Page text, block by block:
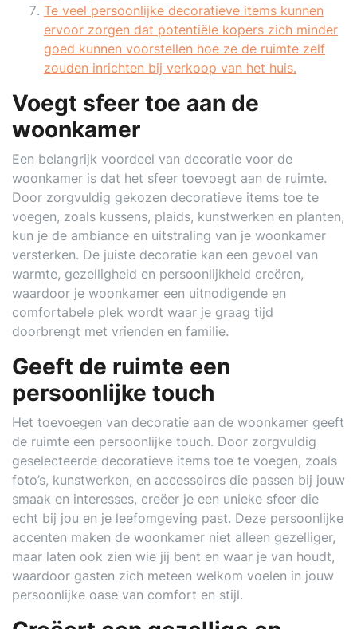
Te veel persoonlijke decoratieve items kunnen
ervoor zorgen dat potentiële kopers zich minder
goed kunnen voorstellen hoe ze de ruimte zelf
zouden inrichten bij verkoop van het huis.
Voegt sfeer toe aan de
woonkamer
Een belangrijk voordeel van decoratie voor de
woonkamer is dat het sfeer toevoegt aan de ruimte.
Door zorgvuldig gekozen decoratieve items toe te
voegen, zoals kussens, plaids, kunstwerken en planten,
kun je de ambiance en uitstraling van je woonkamer
versterken. De juiste decoratie kan een gevoel van
warmte, gezelligheid en persoonlijkheid creëren,
waardoor je woonkamer een uitnodigende en
comfortabele plek wordt waar je graag tijd
doorbrengt met vrienden en familie.
Geeft de ruimte een
persoonlijke touch
Het toevoegen van decoratie aan de woonkamer geeft
de ruimte een persoonlijke touch. Door zorgvuldig
geselecteerde decoratieve items toe te voegen, zoals
foto’s, kunstwerken, en accessoires die passen bij jouw
smaak en interesses, creëer je een unieke sfeer die
echt bij jou en je leefomgeving past. Deze persoonlijke
accenten maken de woonkamer niet alleen gezelliger,
maar laten ook zien wie jij bent en waar je van houdt,
waardoor gasten zich meteen welkom voelen in jouw
persoonlijke oase van comfort en stijl.